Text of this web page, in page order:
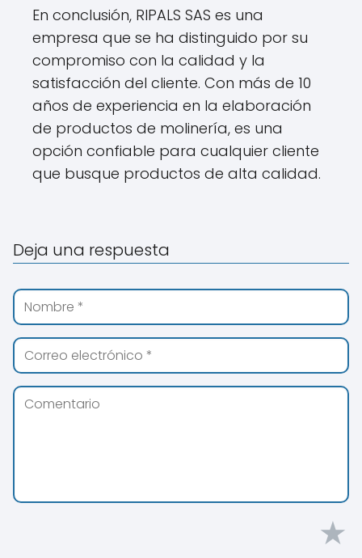
En conclusión, RIPALS SAS es una
empresa que se ha distinguido por su
compromiso con la calidad y la
satisfacción del cliente. Con más de 10
años de experiencia en la elaboración
de productos de molinería, es una
opción confiable para cualquier cliente
que busque productos de alta calidad.
Deja una respuesta
★